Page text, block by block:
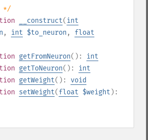
*/
__construct(int
, int $to_neuron , float
getFromNeuron(): int
getToNeuron(): int
getWeight(): void
setWeight(float $weight ):